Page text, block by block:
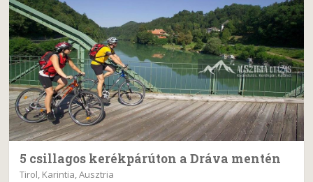
5 csillagos kerékpárúton a Dráva mentén
Tirol, Karintia, Ausztria